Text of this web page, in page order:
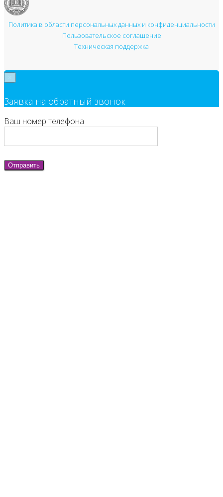
Политика в области персональных данных и конфиденциальности
Пользовательское соглашение
Техническая поддержка
Заявка на обратный звонок
Ваш номер телефона
Отправить